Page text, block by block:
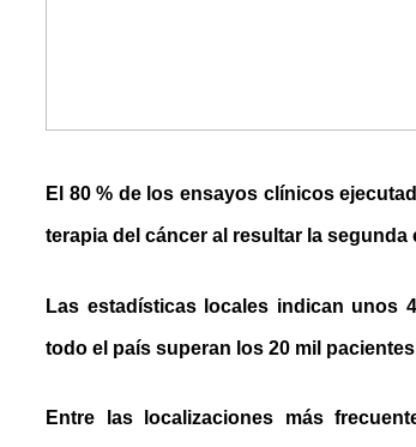
El 80 % de los ensayos clínicos
terapia del cáncer al resultar la
Las estadísticas locales indican unos
todo el país superan los 20 mil
Entre las localizaciones más